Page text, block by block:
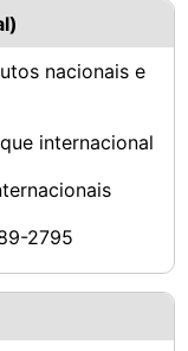
nacionais e
internacional
2795